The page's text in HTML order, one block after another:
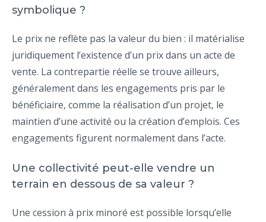
symbolique ?
Le prix ne reflète pas la valeur du bien : il matérialise
juridiquement l’existence d’un prix dans un acte de
vente. La contrepartie réelle se trouve ailleurs,
généralement dans les engagements pris par le
bénéficiaire, comme la réalisation d’un projet, le
maintien d’une activité ou la création d’emplois. Ces
engagements figurent normalement dans l’acte.
Une collectivité peut-elle vendre un
terrain en dessous de sa valeur ?
Une cession à prix minoré est possible lorsqu’elle